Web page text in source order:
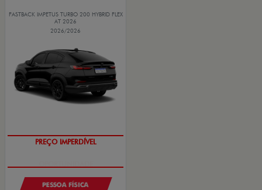
FASTBACK IMPETUS TURBO 200 HYBRID FLEX
AT 2026
2026/2026
PREÇO IMPERDÍVEL
PESSOA FÍSICA